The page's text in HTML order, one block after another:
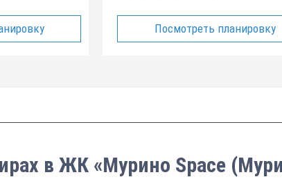
Посмотреть планировку
в ЖК «Мурино Space